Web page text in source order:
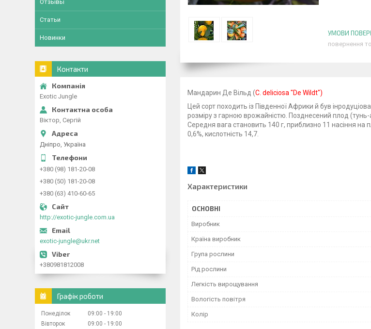
повернення
Мандарин Де Вільд (C. deliciosa "De Wildt")
Цей сорт походить із Південної Африки й був
розміру з гарною врожайністю. Позднесений плод (тунь-
Середня вага становить 140 г, приблизно 11 насіння на
0,6%, кислотність 14,7.
Характеристики
ОСНОВНІ
Виробник
Країна виробник
Група рослини
Рід рослини
Легкість вирощування
Вологість повітря
Колір
Отзывы
Статьи
Новинки
Контакти
Exotic Jungle
Віктор, Сергій
Дніпро, Україна
+380 (98) 181-20-08
+380 (50) 181-20-08
+380 (63) 410-60-65
http://exotic-jungle.com.ua
exotic-jungle@ukr.net
+380981812008
Графік роботи
Понеділок 09:00
19:00
Вівторок
09:00 19:00